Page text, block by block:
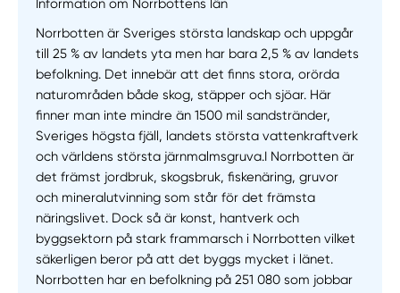
Information om Norrbottens län
Norrbotten är Sveriges största landskap och uppgår
till 25 % av landets yta men har bara 2,5 % av landets
befolkning. Det innebär att det finns stora, orörda
naturområden både skog, stäpper och sjöar. Här
finner man inte mindre än 1500 mil sandstränder,
Sveriges högsta fjäll, landets största vattenkraftverk
och världens största järnmalmsgruva.I Norrbotten är
det främst jordbruk, skogsbruk, fiskenäring, gruvor
och mineralutvinning som står för det främsta
näringslivet. Dock så är konst, hantverk och
byggsektorn på stark frammarsch i Norrbotten vilket
säkerligen beror på att det byggs mycket i länet.
Norrbotten har en befolkning på 251 080 som jobbar